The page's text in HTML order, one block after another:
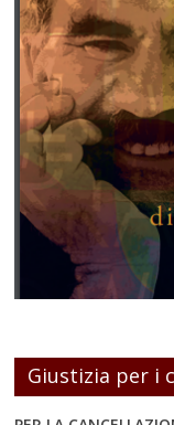
Giustizia per i